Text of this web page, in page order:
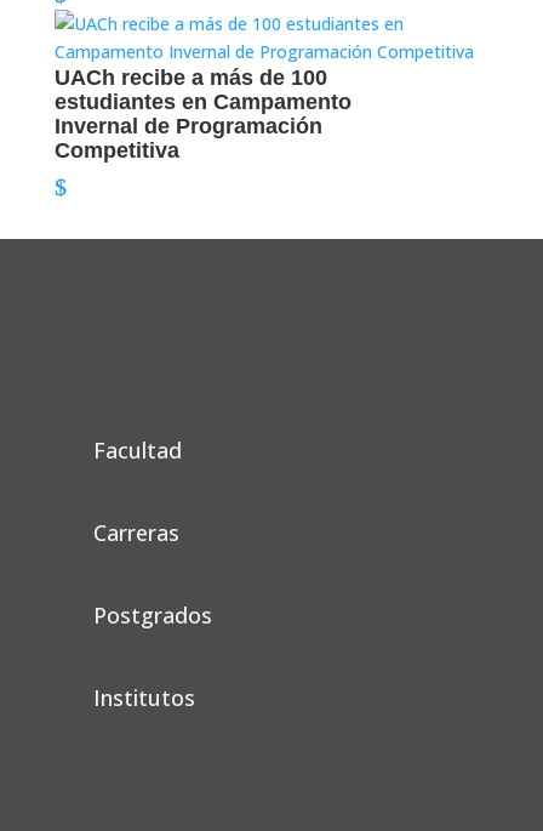
UACh recibe a más de 100
estudiantes en Campamento
Invernal de Programación
Competitiva
Facultad
Carreras
Postgrados
Institutos